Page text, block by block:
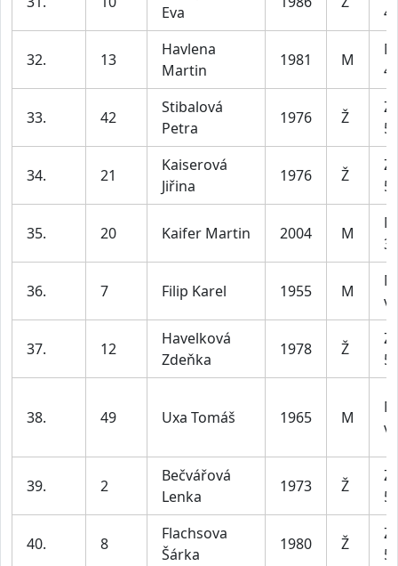
Eva
32. 13
Havlena
Martin
1981 M
33. 42
Stibalová
Petra
1976 Ž
34. 21
Kaiserová
Jiřina
1976 Ž
35. 20 Kaifer Martin 2004 M
36. 7 Filip Karel 1955 M
37. 12
Havelková
Zdeňka
1978 Ž
38. 49 Uxa Tomáš 1965 M
39. 2
Bečvářová
Lenka
1973 Ž
40. 8
Flachsova
Šárka
1980 Ž